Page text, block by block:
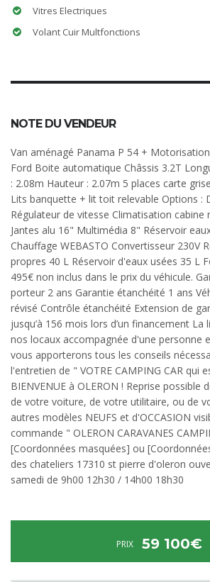
Vitres Electriques
Volant Cuir Multfonctions
NOTE DU VENDEUR
Van aménagé Panama P 54 +
Ford Boite automatique Châssis 3.2T
: 2.08m Hauteur : 2.07m 5 places carte
Lits banquette + lit toit relevable Options :
Régulateur de vitesse Climatisation cabine
Jantes alu 16" Multimédia 8" Réservoir
Chauffage WEBASTO Convertisseur 230V
propres 40 L Réservoir d'eaux usées 35 L
495€ non inclus dans le prix du véhicule.
porteur 2 ans Garantie étanchéité 1 ans
révisé Contrôle étanchéité Extension de
jusqu’à 156 mois lors d’un financement La
nos locaux accompagnée d'une personne
vous apporterons tous les conseils
l'entretien de " VOTRE CAMPING CAR qui
BIENVENUE à OLERON ! Reprise possible
de votre voiture, de votre utilitaire, ou de
autres modèles NEUFS et d'OCCASION
commande " OLERON CARAVANES
[Coordonnées masquées] ou
des chateliers 17310 st pierre d'oleron
samedi de 9h00 12h30 / 14h00 18h30
PRIX 59 100€